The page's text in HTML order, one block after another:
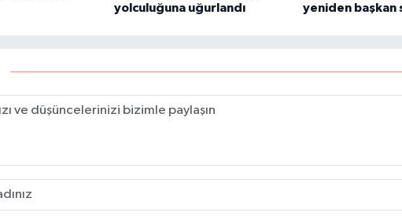
yolculuğuna uğurlandı
yeniden başkan